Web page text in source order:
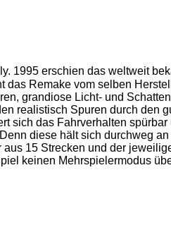
. 1995 erschien das weltweit
das Remake vom selben
grandiose Licht- und
realistisch Spuren durch den
sich das Fahrverhalten
diese hält sich durchweg
15 Strecken und der
keinen Mehrspielermodus